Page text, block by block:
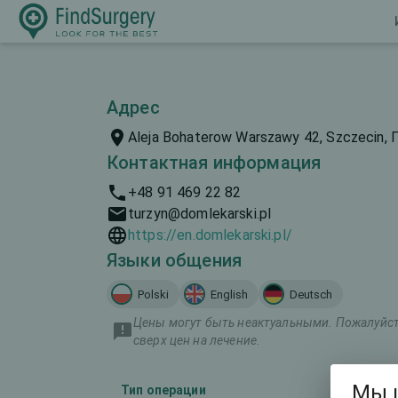
Адрес
Aleja Bohaterow Warszawy 42, Szczecin,
Контактная информация
+48 91 469 22 82
turzyn@domlekarski.pl
https://en.domlekarski.pl/
Языки общения
Polski English Deutsch
Цены могут быть неактуальными.
сверх цен на лечение.
Тип операции Мы